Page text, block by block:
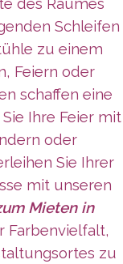
Schleifen
zu einem
Feiern oder
schaffen eine
Ihre Feier mit
oder
Sie Ihrer
mit unseren
Mieten in
Farbenvielfalt,
zu